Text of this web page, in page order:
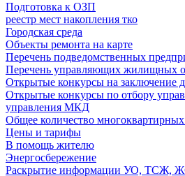
Подготовка к ОЗП
реестр мест накопления тко
Городская среда
Объекты ремонта на карте
Перечень подведомственных
Перечень управляющих жилищных
Открытые конкурсы на заключение
Открытые конкурсы по отбору
управления МКД
Общее количество
Цены и тарифы
В помощь жителю
Энергосбережение
Раскрытие информации УО, ТСЖ,